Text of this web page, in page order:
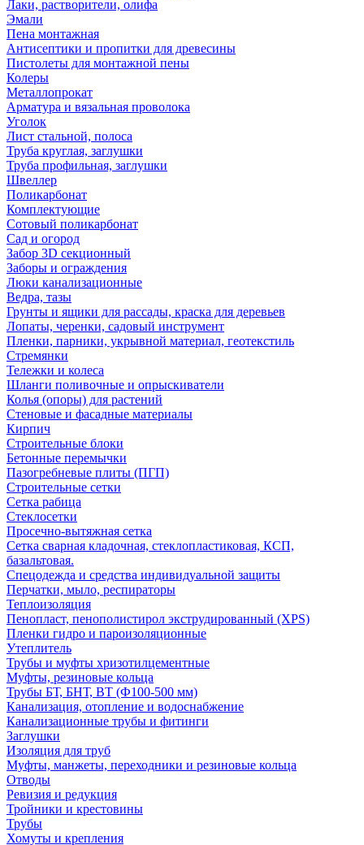
Лаки, растворители, олифа
Эмали
Пена монтажная
Антисептики и пропитки для древесины
Пистолеты для монтажной пены
Колеры
Металлопрокат
Арматура и вязальная проволока
Уголок
Лист стальной, полоса
Труба круглая, заглушки
Труба профильная, заглушки
Швеллер
Поликарбонат
Комплектующие
Сотовый поликарбонат
Сад и огород
Забор 3D секционный
Заборы и ограждения
Люки канализационные
Ведра, тазы
Грунты и ящики для рассады, краска для деревьев
Лопаты, черенки, садовый инструмент
Пленки, парники, укрывной материал, геотекстиль
Стремянки
Тележки и колеса
Шланги поливочные и опрыскиватели
Колья (опоры) для растений
Стеновые и фасадные материалы
Кирпич
Строительные блоки
Бетонные перемычки
Пазогребневые плиты (ПГП)
Строительные сетки
Сетка рабица
Стеклосетки
Просечно-вытяжная сетка
Сетка сварная кладочная, стеклопластиковая, КСП,
базальтовая.
Спецодежда и средства индивидуальной защиты
Перчатки, мыло, респираторы
Теплоизоляция
Пенопласт, пенополистирол экструдированный (XPS)
Пленки гидро и пароизоляционные
Утеплитель
Трубы и муфты хризотилцементные
Муфты, резиновые кольца
Трубы БТ, БНТ, ВТ (Ф100-500 мм)
Канализация, отопление и водоснабжение
Канализационные трубы и фитинги
Заглушки
Изоляция для труб
Муфты, манжеты, переходники и резиновые кольца
Отводы
Ревизия и редукция
Тройники и крестовины
Трубы
Хомуты и крепления